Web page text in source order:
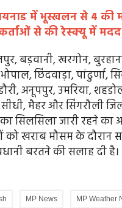
में भूस्खलन से 4 की
से की रेस्क्यू में
बड़वानी, खरगोन,
छिंदवाड़ा, पांढुर्णा,
अनूपपुर, उमरिया,
मैहर और सिंगरौली
सिलसिला जारी रहने का
को खराब मौसम के दौरान
बरतने की सलाह दी है।
MP News MP Weather